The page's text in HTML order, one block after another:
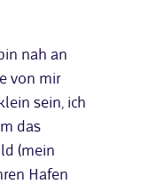
nah an
von mir
sein, ich
das
(mein
Hafen